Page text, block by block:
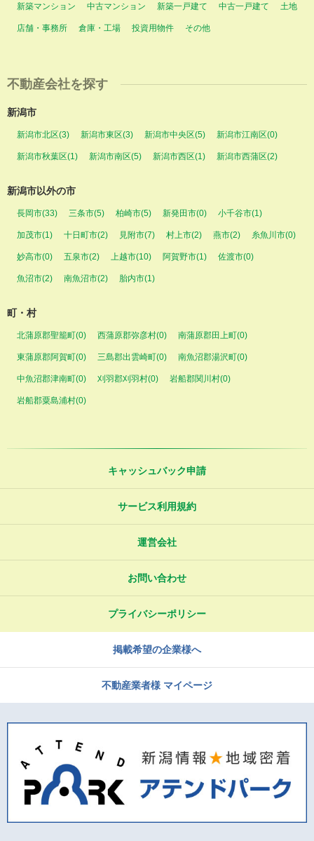
新築マンション 中古マンション 新築一戸建て 中古一戸建て 土地
店舗・事務所 倉庫・工場 投資用物件 その他
不動産会社を探す
新潟市
新潟市北区(3) 新潟市東区(3) 新潟市中央区(5) 新潟市江南区(0)
新潟市秋葉区(1) 新潟市南区(5) 新潟市西区(1) 新潟市西蒲区(2)
新潟市以外の市
長岡市(33) 三条市(5) 柏崎市(5) 新発田市(0) 小千谷市(1)
加茂市(1) 十日町市(2) 見附市(7) 村上市(2) 燕市(2) 糸魚川市(0)
妙高市(0) 五泉市(2) 上越市(10) 阿賀野市(1) 佐渡市(0)
魚沼市(2) 南魚沼市(2) 胎内市(1)
町・村
北蒲原郡聖籠町(0) 西蒲原郡弥彦村(0) 南蒲原郡田上町(0)
東蒲原郡阿賀町(0) 三島郡出雲崎町(0) 南魚沼郡湯沢町(0)
中魚沼郡津南町(0) 刈羽郡刈羽村(0) 岩船郡関川村(0)
岩船郡粟島浦村(0)
キャッシュバック申請
サービス利用規約
運営会社
お問い合わせ
プライバシーポリシー
掲載希望の企業様へ
不動産業者様 マイページ